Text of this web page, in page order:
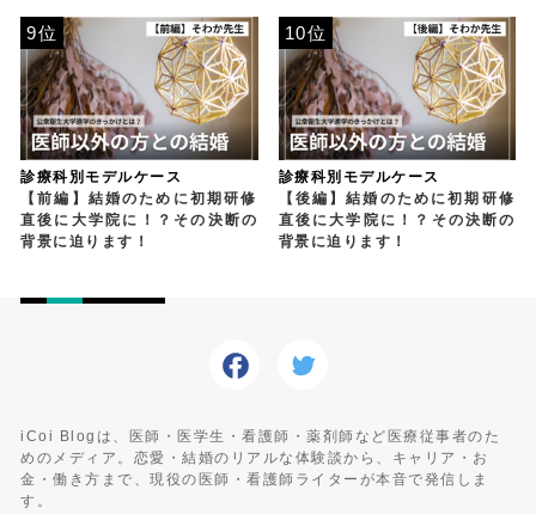
診療科別モデルケース
【前編】結婚のために初期研修
直後に大学院に！？その決断の
背景に迫ります！
9位
診療科別モデルケース
【後編】結婚のために初期研修
直後に大学院に！？その決断の
背景に迫ります！
10位
iCoi Blogは、医師・医学生・看護師・薬剤師など医療従事者のた
めのメディア。恋愛・結婚のリアルな体験談から、キャリア・お
金・働き方まで、現役の医師・看護師ライターが本音で発信しま
す。